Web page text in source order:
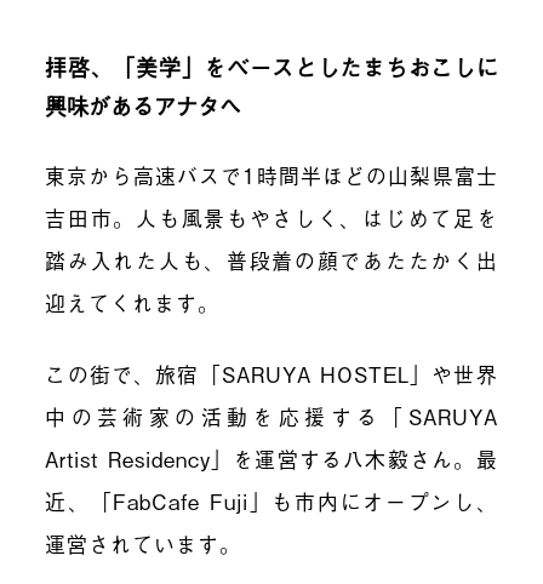
拝啓、「美学」をベースとしたまちおこしに
興味があるアナタへ
東京から高速バスで1時間半ほどの山梨県富士
吉田市。人も風景もやさしく、はじめて足を
踏み入れた人も、普段着の顔であたたかく出
迎えてくれます。
この街で、旅宿「SARUYA HOSTEL」や世界
中の芸術家の活動を応援する「SARUYA
Artist Residency」を運営する八木毅さん。最
近、「FabCafe Fuji」も市内にオープンし、
運営されています。